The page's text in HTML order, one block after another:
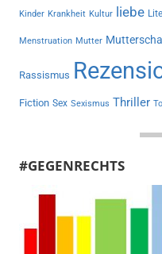
Kinder Krankheit Kultur liebe
Menstruation Mutter
Rassismus
Fiction Sex Sexismus Thriller
#GEGENRECHTS